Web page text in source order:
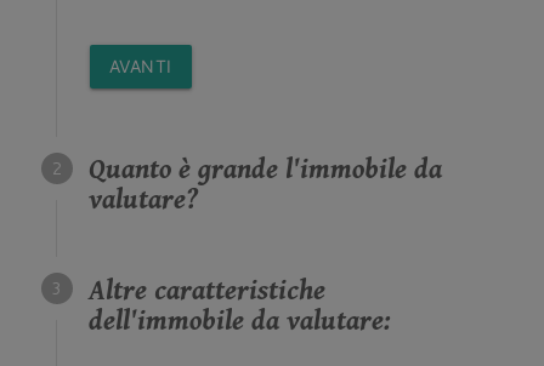
AVANTI
Quanto è grande l'immobile da
valutare?
Altre caratteristiche
dell'immobile da valutare: